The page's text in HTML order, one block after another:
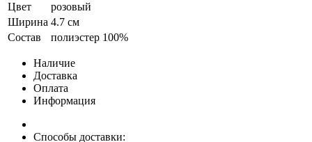
Цвет
розовый
Ширина 4.7 см
Состав
полиэстер 100%
Наличие
Доставка
Оплата
Информация
Способы доставки: